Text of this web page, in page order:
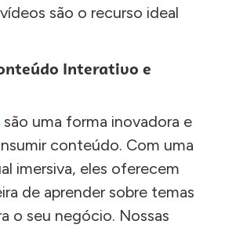
são o recurso ideal
Interativo e
são uma forma inovadora e
conteúdo. Com uma
imersiva, eles oferecem
de aprender sobre temas
o seu negócio. Nossas